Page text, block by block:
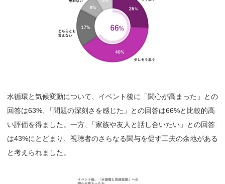
水循環と気候変動について、イベント後に「関心が高まった」との
回答は63%
「問題の深刻さを感じた」との回答は66%と比較的高
い評価を得ました。一方
「家族や友人と話し合いたい」との回答
は43%にとどまり、視聴者のさらなる関与を促す工夫の余地がある
と考えられました。